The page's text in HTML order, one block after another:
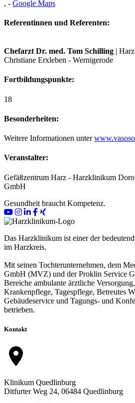
, - Google Maps
Referentinnen und Referenten:
Chefarzt Dr. med. Tom Schilling |
Christiane Erxleben - Wernigerode
Fortbildungspunkte:
18
Besonderheiten:
Weitere Informationen unter
Veranstalter:
Gefäßzentrum Harz - Harzklinikum
GmbH
Gesundheit braucht Kompetenz.
Das Harzklinikum ist einer der
im Harzkreis.
Mit seinen Tochterunternehmen, dem
GmbH (MVZ) und der Proklin Service
Bereiche ambulante ärztliche
Krankenpflege, Tagespflege, Betreutes
Gebäudeservice und Tagungs- und
betrieben.
Kontakt
location_on
Klinikum Quedlinburg
Ditfurter Weg 24, 06484 Quedlinburg